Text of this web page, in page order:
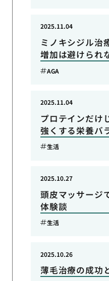
ミノキシジル治
増加は避けられ
2025.11.04
AGA
プロテインだけ
強くする栄養バ
2025.11.04
生活
頭皮マッサージ
体験談
2025.10.27
生活
薄毛治療の成功
2025.10.26